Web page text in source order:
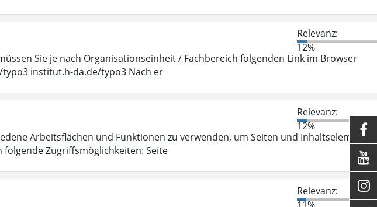
Relevanz:
12%
Sie je nach Organisationseinheit / Fachbereich folgenden Link im Browser
institut.h-da.de/typo3 Nach er
Relevanz:
12%
Arbeitsflächen und Funktionen zu verwenden, um Seiten und Inhaltselemente
folgende Zugriffsmöglichkeiten: Seite
Relevanz:
11%


